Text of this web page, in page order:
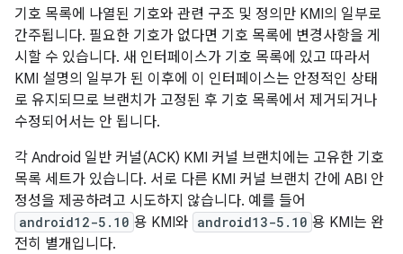
기호 목록에 나열된 기호와 관련 구조 및 정의만 KMI의 일부로
간주됩니다. 필요한 기호가 없다면 기호 목록에 변경사항을 게
시할 수 있습니다. 새 인터페이스가 기호 목록에 있고 따라서
KMI 설명의 일부가 된 이후에 이 인터페이스는 안정적인 상태
로 유지되므로 브랜치가 고정된 후 기호 목록에서 제거되거나
수정되어서는 안 됩니다.
각 Android 일반 커널(ACK) KMI 커널 브랜치에는 고유한 기호
목록 세트가 있습니다. 서로 다른 KMI 커널 브랜치 간에 ABI 안
정성을 제공하려고 시도하지 않습니다. 예를 들어
android12-5.10 용 KMI와 android13-5.10 용 KMI는 완
전히 별개입니다.